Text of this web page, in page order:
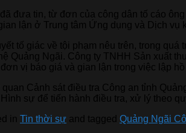
đưa tin, từ đơn của công dân tố cáo
lận ở Trung tâm Ứng dụng và Dịch
tố giác về tội phạm nêu trên, trong
Quảng Ngãi. Công ty TNHH Sản xuất
vị báo giá và gian lận trong việc lập
Cảnh sát điều tra Công an tỉnh
sự để tiến hành điều tra, xử lý theo
in Tin thời sự and tagged Quảng Ngãi